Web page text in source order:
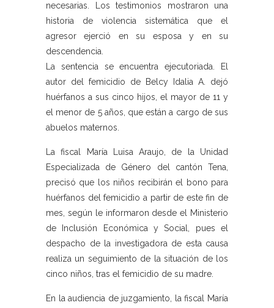
necesarias. Los testimonios mostraron una
historia de violencia sistemática que el
agresor ejerció en su esposa y en su
descendencia.
La sentencia se encuentra ejecutoriada. El
autor del femicidio de Belcy Idalia A. dejó
huérfanos a sus cinco hijos, el mayor de 11 y
el menor de 5 años, que están a cargo de sus
abuelos maternos.
La fiscal María Luisa Araujo, de la Unidad
Especializada de Género del cantón Tena,
precisó que los niños recibirán el bono para
huérfanos del femicidio a partir de este fin de
mes, según le informaron desde el Ministerio
de Inclusión Económica y Social, pues el
despacho de la investigadora de esta causa
realiza un seguimiento de la situación de los
cinco niños, tras el femicidio de su madre.
En la audiencia de juzgamiento, la fiscal María